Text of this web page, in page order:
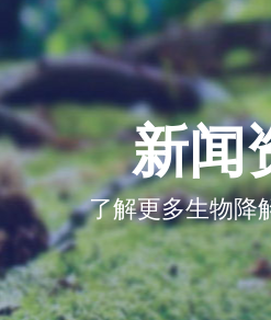
新闻
了解更多生物降